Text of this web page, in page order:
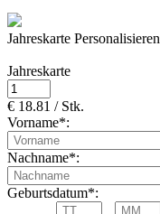
Jahreskarte Personalisieren
Jahreskarte
€ 18.81 / Stk.
Vorname*:
Nachname*:
Geburtsdatum*: